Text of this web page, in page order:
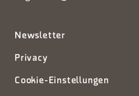
Newsletter
Privacy
Cookie-Einstellungen